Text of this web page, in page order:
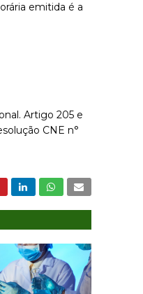
emitida é a
Artigo 205 e
CNE n°